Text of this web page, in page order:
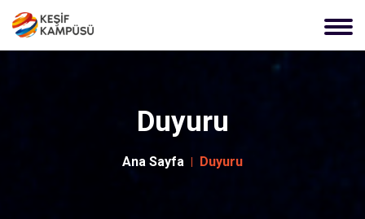
Duyuru
Ana Sayfa Duyuru